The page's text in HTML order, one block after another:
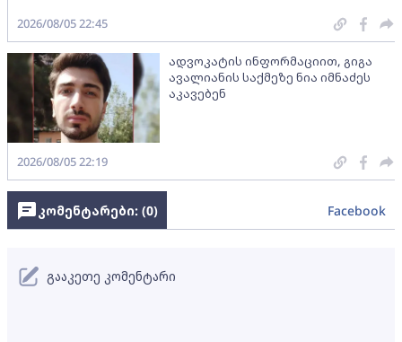
2026/08/05 22:45
ადვოკატის ინფორმაციით, გიგა
ავალიანის საქმეზე ნია იმნაძეს
აკავებენ
2026/08/05 22:19
კომენტარები: (0) Facebook
გააკეთე კომენტარი